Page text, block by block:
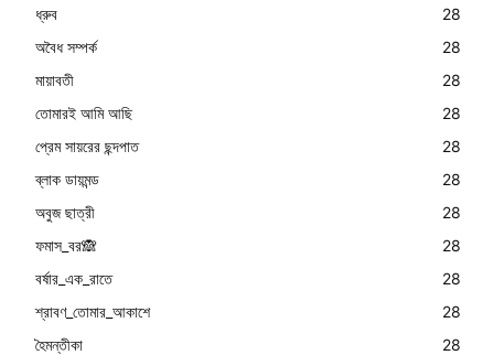
ধ্রুব
28
অবৈধ সম্পর্ক
28
মায়াবতী
28
তোমারই আমি আছি
28
প্রেম সায়রের ছন্দপাত
28
ব্লাক ডায়মন্ড
28
অবুজ ছাত্রী
28
ফমাস_বর🙈
28
বর্ষার_এক_রাতে
28
শ্রাবণ_তোমার_আকাশে
28
হৈমন্তীকা
28